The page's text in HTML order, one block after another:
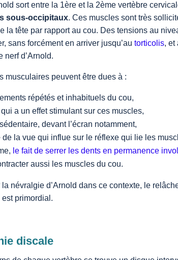
sort entre la 1ère et la 2ème vertèbre
sous-occipitaux. Ces muscles sont très
la tête par rapport au cou. Des tensions au
sans forcément en arriver jusqu’autorticolis, et
nerf d’Arnold.
musculaires peuvent être dues à :
répétés et inhabituels du cou,
a un effet stimulant sur ces muscles,
devant l’écran notamment,
de la vue qui influe sur le réflexe qui lie les
le fait de serrer les dents en permanence
aussi les muscles du cou.
la névralgie d’Arnold dans ce contexte, le
primordial.
discale